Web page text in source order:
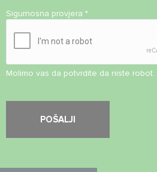
Sigurnosna provjera *
Molimo vas da potvrdite da niste robot.